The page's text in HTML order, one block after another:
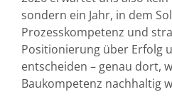
sondern ein Jahr, in dem
Prozesskompetenz und
Positionierung über Erfolg
entscheiden – genau dort,
Baukompetenz nachhaltig